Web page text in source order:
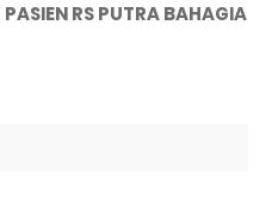
RS PUTRA BAHAGIA